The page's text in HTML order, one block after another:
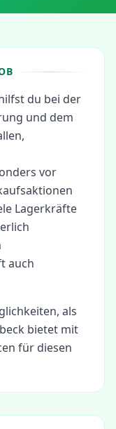
du bei der
und dem
vor
Lagerkräfte
auch
als
bietet mit
für diesen